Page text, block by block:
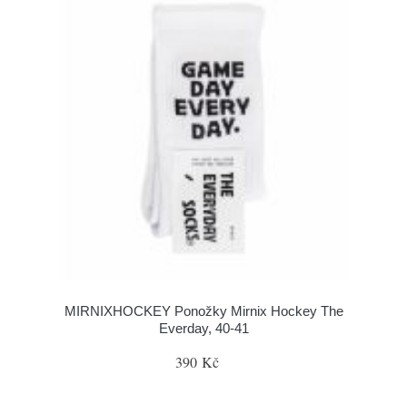
MIRNIXHOCKEY Ponožky Mirnix Hockey The
Everday, 40-41
390 Kč